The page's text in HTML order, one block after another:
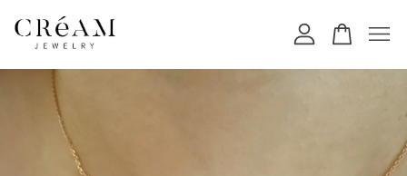
您的購物車目前還是空的。